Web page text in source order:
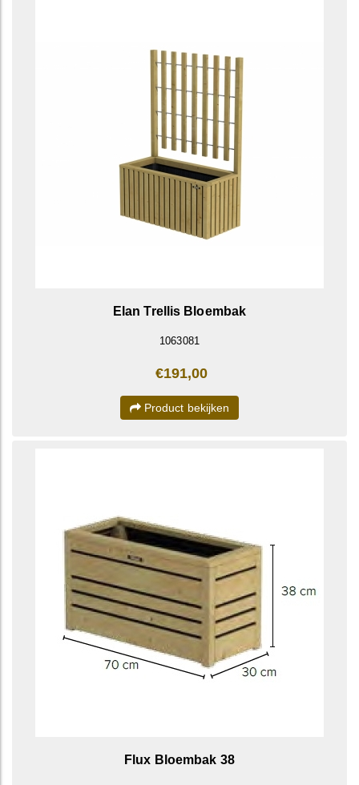
Elan Trellis Bloembak
1063081
€191,00
Product bekijken
Flux Bloembak 38